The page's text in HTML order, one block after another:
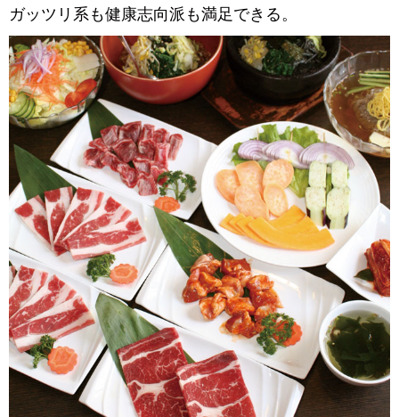
ガッツリ系も健康志向派も満足できる。